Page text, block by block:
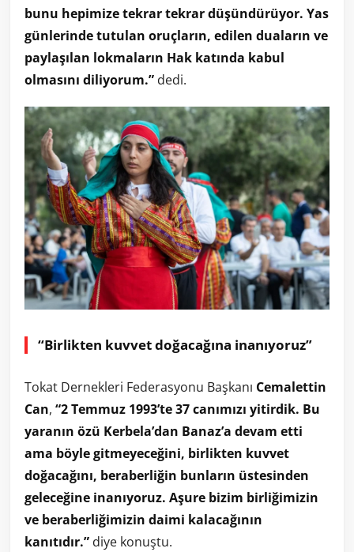
bunu hepimize tekrar tekrar düşündürüyor. Yas
günlerinde tutulan oruçların, edilen duaların ve
paylaşılan lokmaların Hak katında kabul
olmasını diliyorum.” dedi.
“Birlikten kuvvet doğacağına inanıyoruz”
Tokat Dernekleri Federasyonu Başkanı Cemalettin
Can, “2 Temmuz 1993’te 37 canımızı yitirdik. Bu
yaranın özü Kerbela’dan Banaz’a devam etti
ama böyle gitmeyeceğini, birlikten kuvvet
doğacağını, beraberliğin bunların üstesinden
geleceğine inanıyoruz. Aşure bizim birliğimizin
ve beraberliğimizin daimi kalacağının
kanıtıdır.” diye konuştu.